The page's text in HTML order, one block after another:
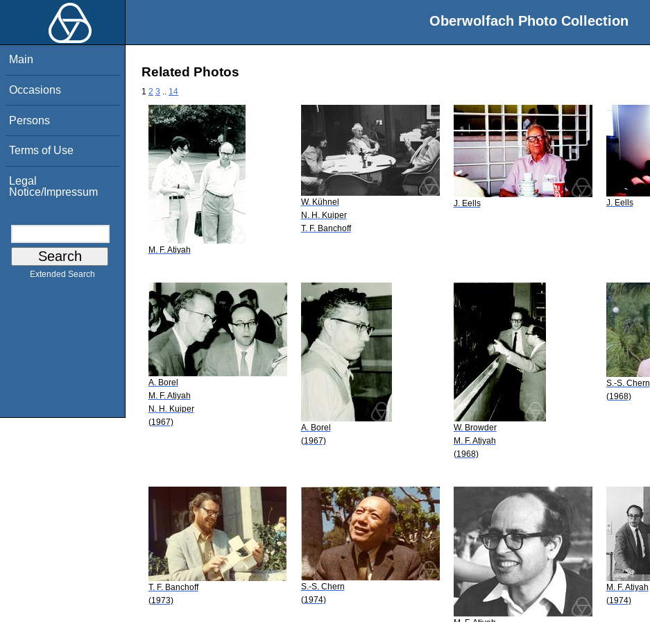
Oberwolfach Photo Collection
Main
Occasions
Persons
Terms of Use
Legal
Notice/Impressum
Extended Search
Related Photos
1 2 3 14
M. F. Atiyah
W. Kühnel
N. H. Kuiper
T. F. Banchoff
J. Eells J. Eells
A. Borel
M. F. Atiyah
N. H. Kuiper
(1967)
A. Borel
(1967)
W. Browder
M. F. Atiyah
(1968)
S.-S. Chern
(1968)
T. F. Banchoff
(1973)
S.-S. Chern
(1974)
M. F. Atiyah
(1974)